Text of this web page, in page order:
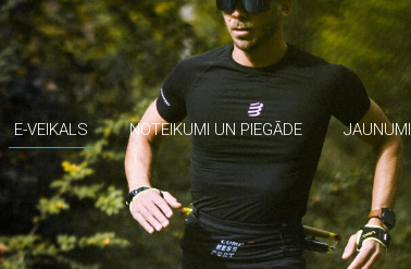
E-VEIKALS NOTEIKUMI UN PIEGĀDE JAUNUMI